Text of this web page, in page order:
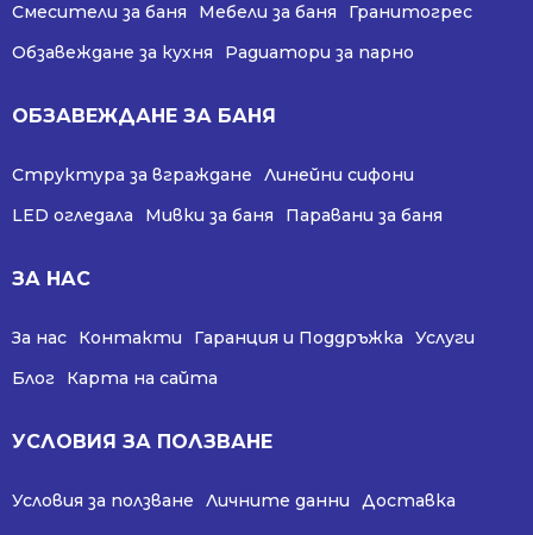
Смесители за баня Мебели за баня
Гранитогрес
Обзавеждане за кухня
Радиатори за парно
ОБЗАВЕЖДАНЕ ЗА БАНЯ
Структура за вграждане
Линейни сифони
LED огледала
Мивки за баня Паравани за баня
ЗА НАС
За нас Контакти Гаранция и Поддръжка
Услуги
Блог
Карта на сайта
УСЛОВИЯ ЗА ПОЛЗВАНЕ
Условия за ползване Личните данни
Доставка